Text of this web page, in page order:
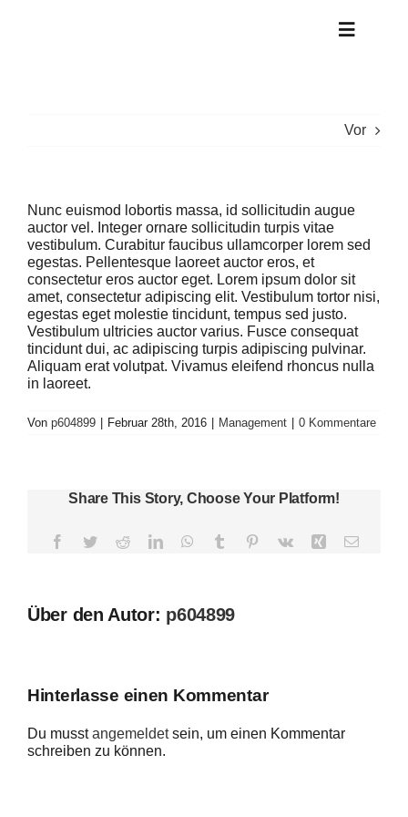
Toggle
Meine Welt
Monsterhöhle
Mein Bus
Vor
Nunc euismod lobortis massa, id sollicitudin augue
auctor vel. Integer ornare sollicitudin turpis vitae
vestibulum. Curabitur faucibus ullamcorper lorem sed
egestas. Pellentesque laoreet auctor eros, et
consectetur eros auctor eget. Lorem ipsum dolor sit
amet, consectetur adipiscing elit. Vestibulum tortor nisi,
egestas eget molestie tincidunt, tempus sed justo.
Vestibulum ultricies auctor varius. Fusce consequat
tincidunt dui, ac adipiscing turpis adipiscing pulvinar.
Aliquam erat volutpat. Vivamus eleifend rhoncus nulla
in laoreet.
Von p604899 Februar 28th, 2016 Management 0 Kommentare
Share This Story, Choose Your Platform!
Facebook
TwitterRedditLinkedInWhatsApp
Tumblr Pinterest
Vk Xing E-
Über den Autor: p604899
Hinterlasse einen Kommentar
Du musstangemeldetsein, um einen Kommentar
schreiben zu können.